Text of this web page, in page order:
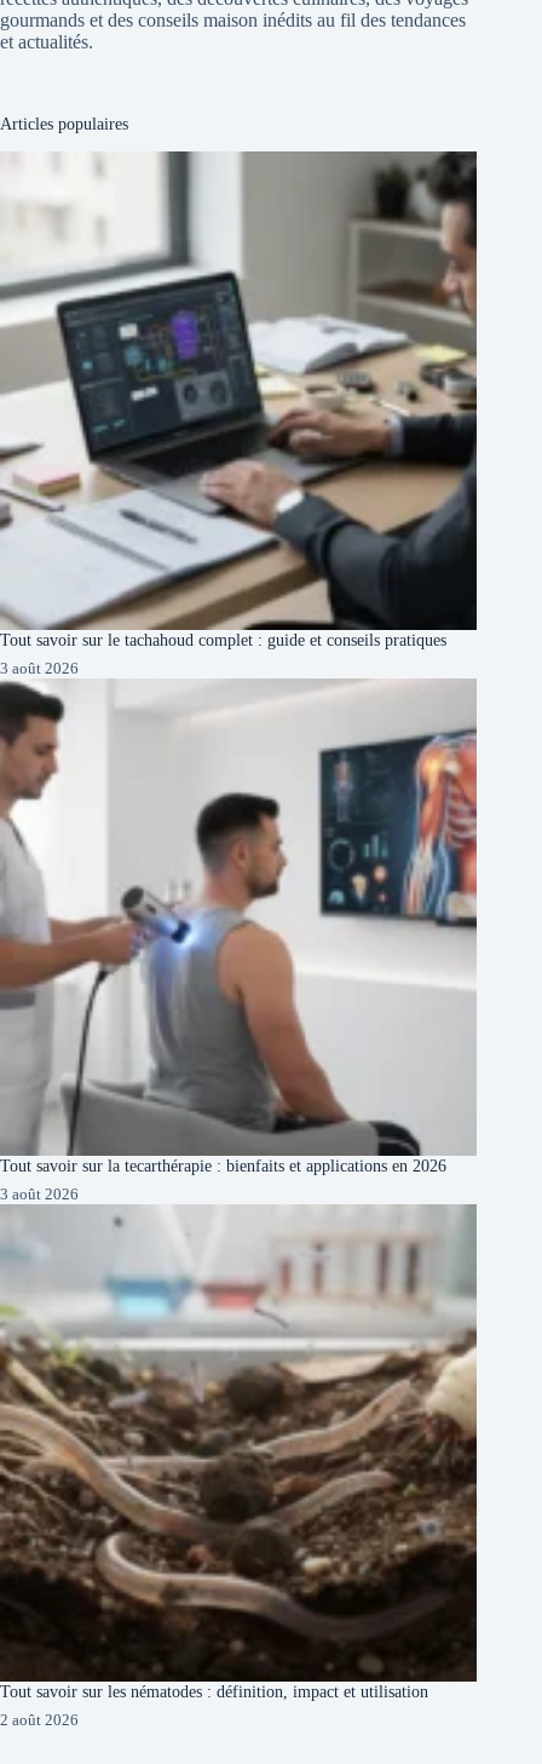
gourmands et des conseils maison inédits au fil des tendances
et actualités.
Articles populaires
Tout savoir sur le tachahoud complet : guide et conseils pratiques
3 août 2026
Tout savoir sur la tecarthérapie : bienfaits et applications en 2026
3 août 2026
Tout savoir sur les nématodes : définition, impact et utilisation
2 août 2026